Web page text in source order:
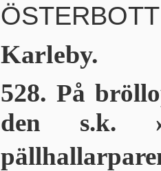
Karleby.
528. På
den s.k.